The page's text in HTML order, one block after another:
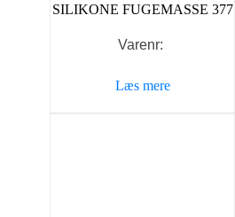
SILIKONE FUGEMASSE 377
Varenr:
Læs mere